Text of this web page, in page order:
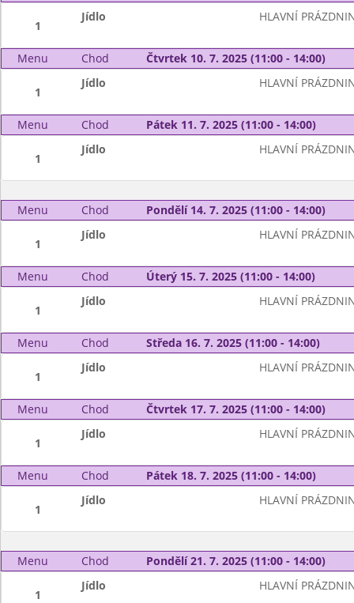
1
Jídlo HLAVNÍ
Menu Chod Čtvrtek 10. 7. 2025 (11:00 - 14:00)
1
Jídlo HLAVNÍ
Menu Chod Pátek 11. 7. 2025 (11:00 - 14:00)
1
Jídlo HLAVNÍ
Menu Chod Pondělí 14. 7. 2025 (11:00 - 14:00)
1
Jídlo HLAVNÍ
Menu Chod Úterý 15. 7. 2025 (11:00 - 14:00)
1
Jídlo HLAVNÍ
Menu Chod Středa 16. 7. 2025 (11:00 - 14:00)
1
Jídlo HLAVNÍ
Menu Chod Čtvrtek 17. 7. 2025 (11:00 - 14:00)
1
Jídlo HLAVNÍ
Menu Chod Pátek 18. 7. 2025 (11:00 - 14:00)
1
Jídlo HLAVNÍ
Menu Chod Pondělí 21. 7. 2025 (11:00 - 14:00)
1
Jídlo HLAVNÍ